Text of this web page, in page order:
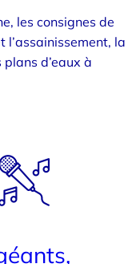
les consignes de
l’assainissement, la
d’eaux à